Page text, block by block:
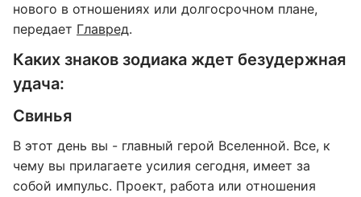
нового в отношениях или долгосрочном плане,
передает Главред.
Каких знаков зодиака ждет безудержная
удача:
Свинья
В этот день вы - главный герой Вселенной. Все, к
чему вы прилагаете усилия сегодня, имеет за
собой импульс. Проект, работа или отношения